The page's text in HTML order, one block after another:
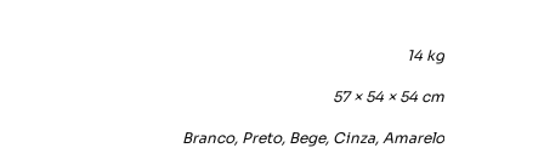
14 kg
57 × 54 × 54 cm
Branco, Preto, Bege, Cinza, Amarelo